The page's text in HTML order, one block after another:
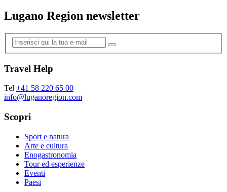
Lugano Region newsletter
Travel Help
Tel +41 58 220 65 00
info@luganoregion.com
Scopri
Sport e natura
Arte e cultura
Enogastronomia
Tour ed esperienze
Eventi
Paesi